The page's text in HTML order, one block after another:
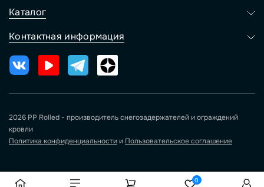
0
Каталог
Контактная информация
2026 PP Rolled - производитель снегозадержателей и ограждений
кровли
Политика конфиденциальностии Пользовательское соглашение